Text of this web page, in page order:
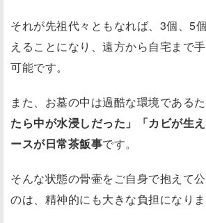
それが先祖代々ともなれば、3個、5
えることになり、遠方から自宅まで
可能です。
また、お墓の中は過酷な環境であるた
たら中が水浸しだった」「カビが生
ースが日常茶飯事です。
そんな状態の骨壷をご自身で抱えて
のは、精神的にも大きな負担になりま